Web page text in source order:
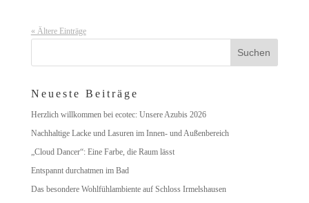
« Ältere Einträge
Neueste Beiträge
Herzlich willkommen bei ecotec: Unsere Azubis 2026
Nachhaltige Lacke und Lasuren im Innen- und Außenbereich
„Cloud Dancer“: Eine Farbe, die Raum lässt
Entspannt durchatmen im Bad
Das besondere Wohlfühlambiente auf Schloss Irmelshausen